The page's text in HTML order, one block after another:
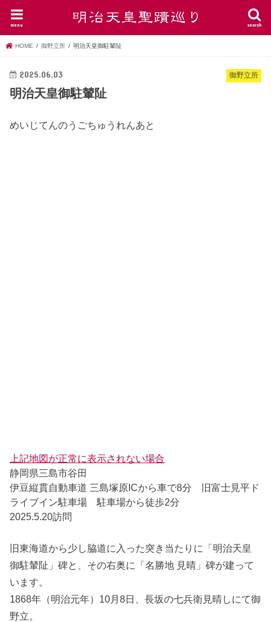
search
menu
HOME 御野立所 明治天皇御駐輦阯
御野立所
2025.06.03
明治天皇御駐輦阯
めいじてんのうごちゅうれんあと
上記地図が正常に表示されない場合
静岡県三島市谷田
伊豆縦貫自動車道 三島塚原ICから車で8分 旧富士見平ド
ライブイン駐車場 駐車場から徒歩2分
2025.5.20訪問
旧東海道から少し脇道に入った突き当たりに「明治天皇
御駐輦阯」碑と、その右奥に「名勝地 見晴」碑が建って
います。
1868年（明治元年）10月8日、長坂の七兵衛見晴しにて御
野立。